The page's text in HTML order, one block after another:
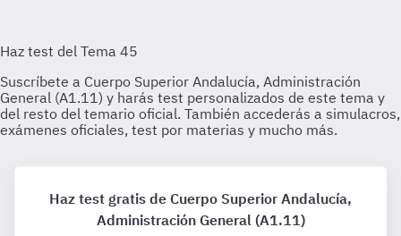
Haz test gratis de Cuerpo Superior Andalucía,
Administración General (A1.11)